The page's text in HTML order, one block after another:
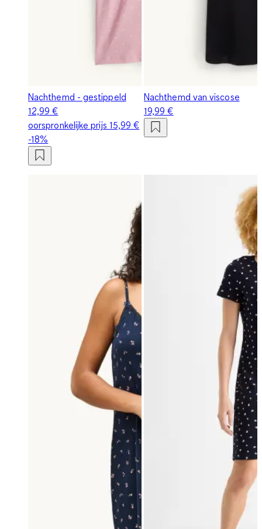
Nachthemd - gestippeld
12,99 €
oorspronkelijke prijs 15,99 €
-18%
Nachthemd van viscose
19,99 €